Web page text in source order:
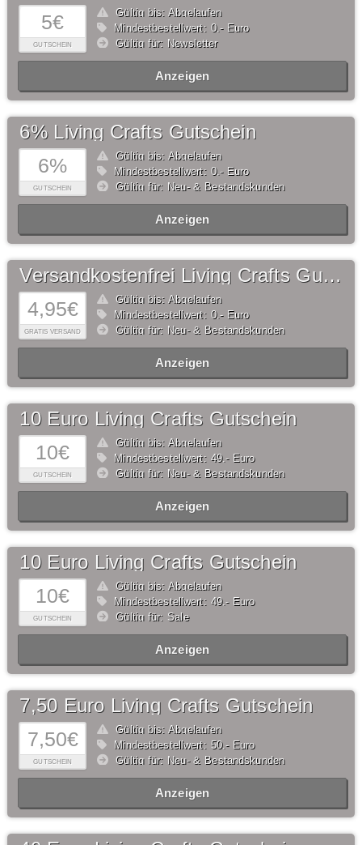
5€
GUTSCHEIN
Gültig bis: Abgelaufen
Mindestbestellwert: 0,- Euro
Gültig für: Newsletter
Anzeigen
6%
GUTSCHEIN
6% Living Crafts Gutschein
Gültig bis: Abgelaufen
Mindestbestellwert: 0,- Euro
Gültig für: Neu- & Bestandskunden
Anzeigen
4,95€
GRATIS VERSAND
Versandkostenfrei Living Crafts Gutschein
Gültig bis: Abgelaufen
Mindestbestellwert: 0,- Euro
Gültig für: Neu- & Bestandskunden
Anzeigen
10€
GUTSCHEIN
10 Euro Living Crafts Gutschein
Gültig bis: Abgelaufen
Mindestbestellwert: 49,- Euro
Gültig für: Neu- & Bestandskunden
Anzeigen
10€
GUTSCHEIN
10 Euro Living Crafts Gutschein
Gültig bis: Abgelaufen
Mindestbestellwert: 49,- Euro
Gültig für: Sale
Anzeigen
7,50€
GUTSCHEIN
7,50 Euro Living Crafts Gutschein
Gültig bis: Abgelaufen
Mindestbestellwert: 50,- Euro
Gültig für: Neu- & Bestandskunden
Anzeigen